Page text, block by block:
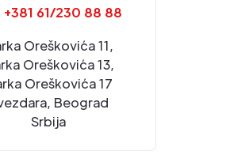
+381 61/230 88 88
Oreškovića 11,
Oreškovića 13,
Oreškovića 17
Beograd
Srbija